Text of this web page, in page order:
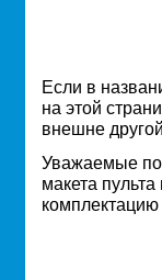
Если в
на этой
внешне
Уважаемые
макета
комплектацию